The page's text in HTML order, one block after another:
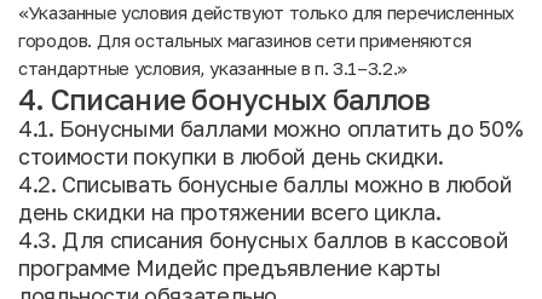
«Указанные условия действуют только для перечисленных
городов. Для остальных магазинов сети применяются
стандартные условия, указанные в п. 3.1–3.2.»
4. Списание бонусных баллов
4.1. Бонусными баллами можно оплатить до 50%
стоимости покупки в любой день скидки.
4.2. Списывать бонусные баллы можно в любой
день скидки на протяжении всего цикла.
4.3. Для списания бонусных баллов в кассовой
программе Мидейс предъявление карты